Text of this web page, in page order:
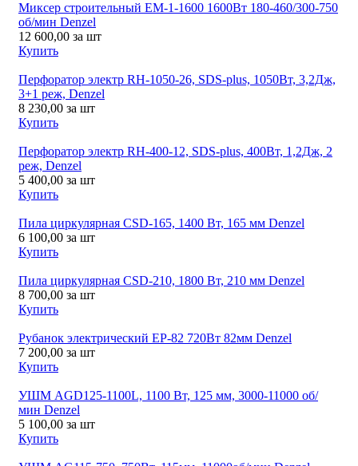
Миксер строительный ЕМ-1-1600 1600Вт 180-460/300-750
об/мин Denzel
12 600,00 за шт
Купить
Перфоратор электр RH-1050-26, SDS-plus, 1050Bт, 3,2Дж,
3+1 реж, Denzel
8 230,00 за шт
Купить
Перфоратор электр RH-400-12, SDS-plus, 400Bт, 1,2Дж, 2
реж, Denzel
5 400,00 за шт
Купить
Пила циркулярная CSD-165, 1400 Вт, 165 мм Denzel
6 100,00 за шт
Купить
Пила циркулярная CSD-210, 1800 Вт, 210 мм Denzel
8 700,00 за шт
Купить
Рубанок электрический ЕР-82 720Вт 82мм Denzel
7 200,00 за шт
Купить
УШМ AGD125-1100L, 1100 Вт, 125 мм, 3000-11000 об/
мин Denzel
5 100,00 за шт
Купить